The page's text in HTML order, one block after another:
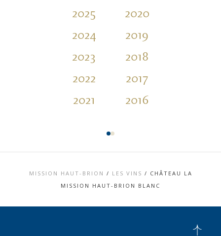
2025
2024
2023
2022
2021
2020
2019
2018
2017
2016
MISSION HAUT-BRION / LES VINS / CHÂTEAU LA
MISSION HAUT-BRION BLANC